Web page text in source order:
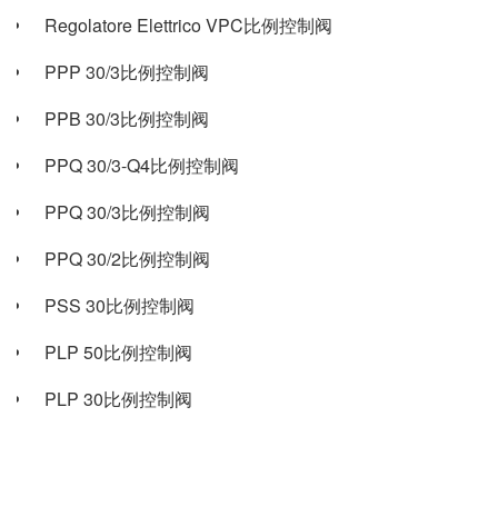
Regolatore Elettrico VPC比例控制阀
PPP 30/3比例控制阀
PPB 30/3比例控制阀
PPQ 30/3-Q4比例控制阀
PPQ 30/3比例控制阀
PPQ 30/2比例控制阀
PSS 30比例控制阀
PLP 50比例控制阀
PLP 30比例控制阀